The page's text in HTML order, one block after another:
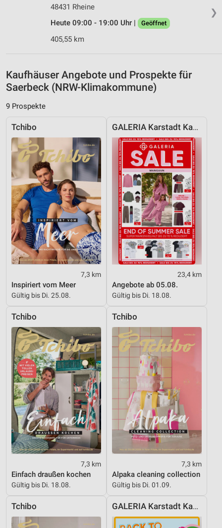
❯
48431 Rheine
Heute 09:00 - 19:00 Uhr |
Geöffnet
405,55 km
Kaufhäuser Angebote und Prospekte für
Saerbeck (NRW-Klimakommune)
9 Prospekte
Tchibo
7,3 km
Inspiriert vom Meer
Gültig bis Di. 25.08.
GALERIA Karstadt Kaufhof
23,4 km
Angebote ab 05.08.
Gültig bis Di. 18.08.
Tchibo
7,3 km
Einfach draußen kochen
Gültig bis Di. 18.08.
Tchibo
7,3 km
Alpaka cleaning collection
Gültig bis Di. 01.09.
Tchibo GALERIA Karstadt Kaufhof
Speichern von oder Zugriff auf Informationen
auf einem Endgerät
Verwendung reduzierter Daten zur Auswahl von
Werbung
personalisierter Werbung
Erstellung von Profilen zur Personalisierung
Verwendung von Profilen zur Auswahl
personalisierter Inhalte
Messung der Werbeleistung
Messung der Performance von Inhalten
Analyse von Zielgruppen durch Statistiken oder
Kombinationen von Daten aus verschiedenen
Quellen
Entwicklung und Verbesserung der Angebote
Verwendung reduzierter Daten zur Auswahl von
Inhalten
Verwendung genauer Standortdaten
Geräte anhand von aktiv angeforderten
Informationen identifizieren
Nicht-IAB-Verarbeitungszwecke:
Notwendig
Performance
Funktional
Werbung